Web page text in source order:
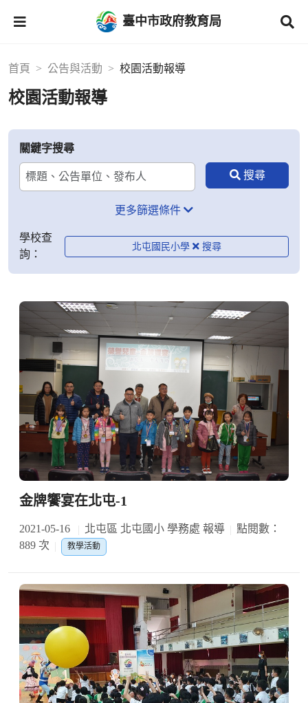
臺中市政府教育局
首頁 公告與活動 校園活動報導
校園活動報導
關鍵字搜尋
更多篩選條件
學校查
詢：
北屯國民小學
金牌饗宴在北屯-1
2021-05-16 北屯區 北屯國小 學務處 報導
點閱數：
889 次
教學活動